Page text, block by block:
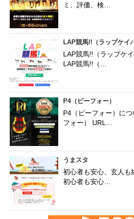
ミ、評価、検…
LAP競馬!!（ラップケイ
LAP競馬!!（ラップケ
LAP競馬!!（…
P4（ピーフォー）
P4（ピーフォー）に
フォー） URL…
うまスタ
初心者も安心、玄人も
初心者も安心…